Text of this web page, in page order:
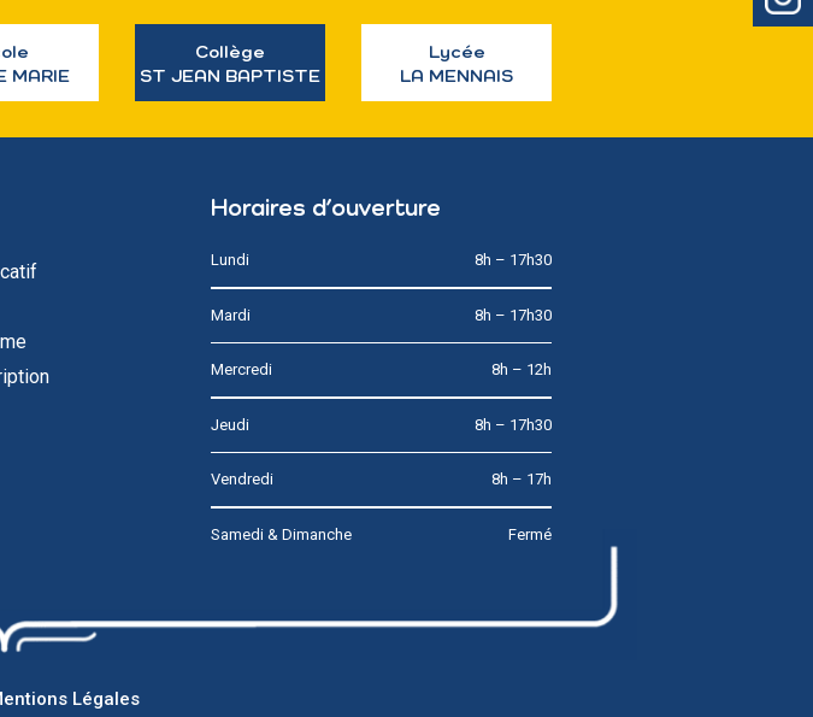
MARIE
Collège
ST JEAN BAPTISTE
Lycée
LA MENNAIS
Horaires d’ouverture
Lundi 8h – 17h30
Mardi 8h – 17h30
Mercredi 8h – 12h
Jeudi 8h – 17h30
Vendredi 8h – 17h
Samedi & Dimanche Fermé
Légales